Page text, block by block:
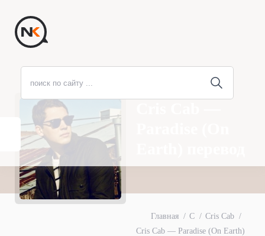
Главная C
Cris Cab
Cris Cab — Paradise (On Earth)